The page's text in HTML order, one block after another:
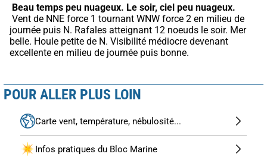
Beau temps peu nuageux. Le soir, ciel peu nuageux.
journée puis N. Rafales atteignant 12 noeuds le soir. Mer
belle. Houle petite de N. Visibilité médiocre devenant
excellente en milieu de journée puis bonne.
POUR ALLER PLUS LOIN
Carte vent, température, nébulosité...
Infos pratiques du Bloc Marine